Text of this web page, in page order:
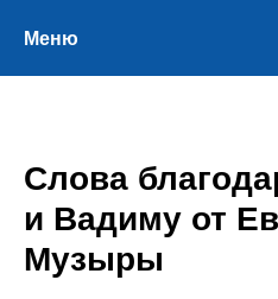
Меню
Слова
и Вадиму от
Музыры